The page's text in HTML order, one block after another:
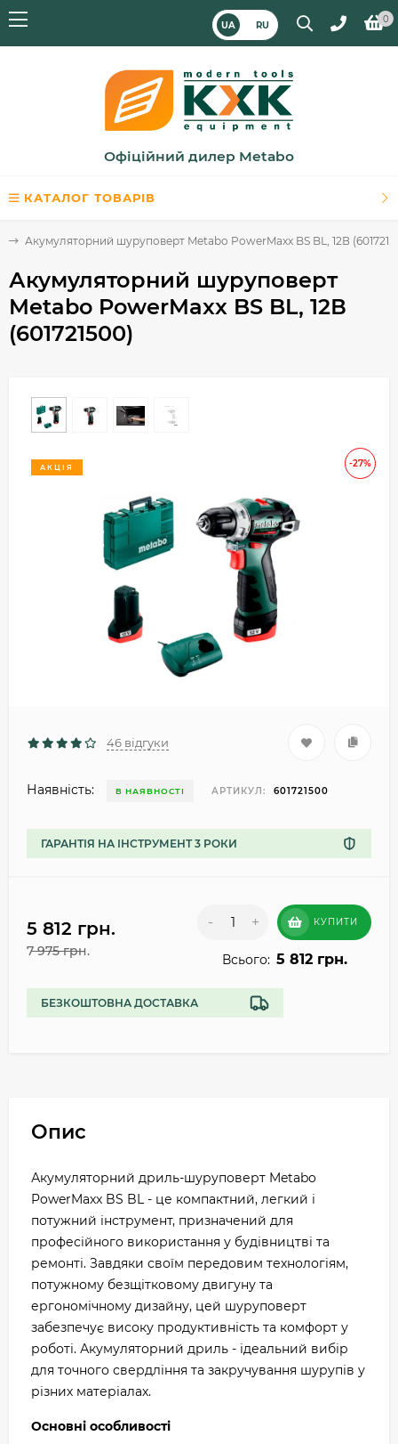
UA RU
0
Офіційний дилер Metabo
КАТАЛОГ ТОВАРІВ
Акумуляторний шуруповерт Metabo PowerMaxx BS BL, 12В
Акумуляторний шуруповерт
Metabo PowerMaxx BS BL, 12В
(601721500)
-27%
АКЦІЯ
46 відгуки
Наявність: В НАЯВНОСТІ АРТИКУЛ: 601721500
ГАРАНТІЯ НА ІНСТРУМЕНТ 3 РОКИ
5 812 грн.
7 975 грн.
- + КУПИТИ
Всього: 5 812 грн.
БЕЗКОШТОВНА ДОСТАВКА
Опис
Акумуляторний дриль-шуруповерт Metabo
PowerMaxx BS BL - це компактний, легкий і
потужний інструмент, призначений для
професійного використання у будівництві та
ремонті. Завдяки своїм передовим технологіям,
потужному безщітковому двигуну та
ергономічному дизайну, цей шуруповерт
забезпечує високу продуктивність та комфорт у
роботі. Акумуляторний дриль - ідеальний вибір
для точного свердління та закручування шурупів у
різних матеріалах.
Основні особливості